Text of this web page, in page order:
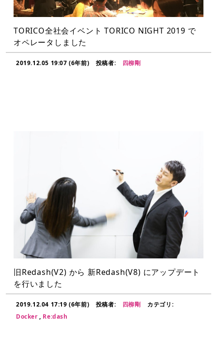
TORICO全社会イベント TORICO NIGHT 2019 で
オペレータしました
2019.12.05 19:07 (6年前) 投稿者: 四柳剛
旧Redash(V2) から 新Redash(V8) にアップデート
を行いました
2019.12.04 17:19 (6年前) 投稿者: 四柳剛
カテゴリ:
Docker, Re:dash